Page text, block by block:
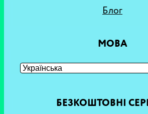
Блог
МОВА
БЕЗКОШТОВНІ